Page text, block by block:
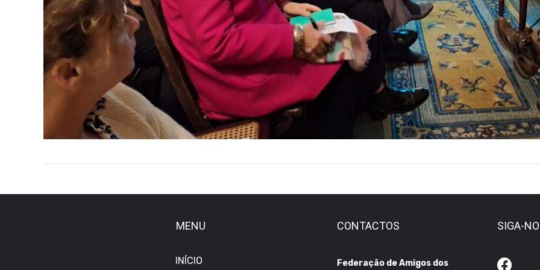
MENU
INÍCIO
CONTACTOS
Federação de Amigos dos
SIGA-